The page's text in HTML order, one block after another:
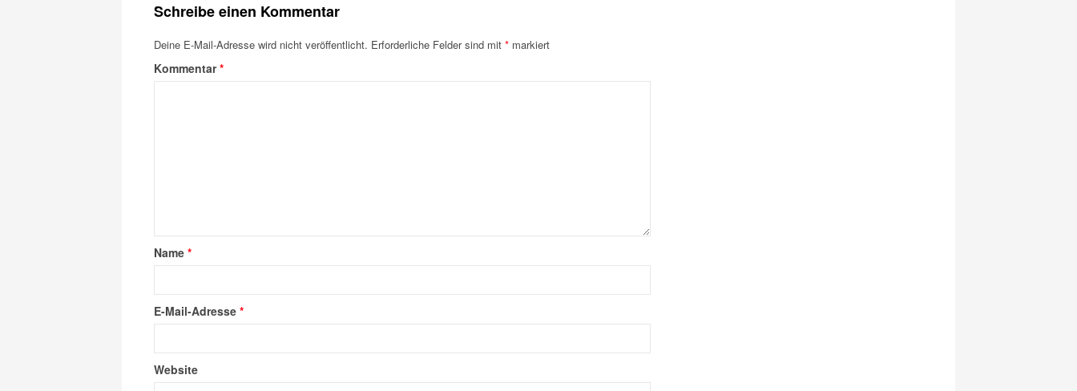
Schreibe einen Kommentar
Deine E-Mail-Adresse wird nicht veröffentlicht. Erforderliche Felder sind mit * markiert
Kommentar*
Name *
E-Mail-Adresse *
Website